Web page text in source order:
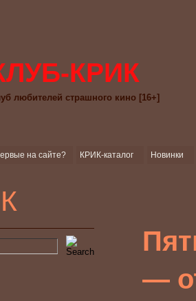
КРИК
любителей страшного кино [16+]
на сайте? КРИК-каталог Новинки
—